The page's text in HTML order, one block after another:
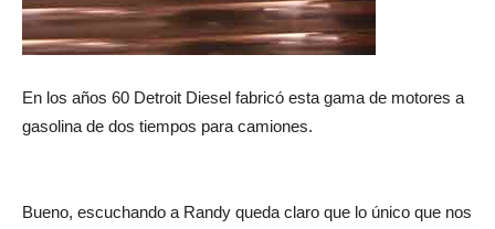
En los años 60 Detroit Diesel fabricó esta gama de motores a
gasolina de dos tiempos para camiones.
Bueno, escuchando a Randy queda claro que lo único que nos